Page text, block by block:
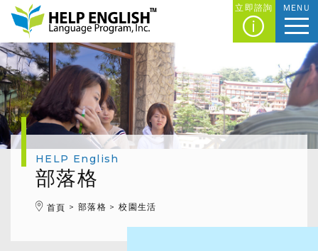
立即諮詢 MENU
HELP English
部落格
首頁 部落格 校園生活